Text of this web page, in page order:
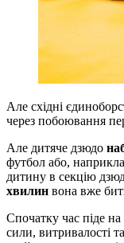
Але східні
через побоювання
Але дитяче дзюдо
футбол або,
дитину в секцію
хвилин вона вже
Спочатку час піде на
сили, витривалості